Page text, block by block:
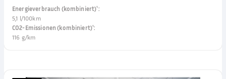
Energieverbrauch (kombiniert)¹:
5,1 l/100km
CO2-Emissionen (kombiniert)¹:
116 g/km